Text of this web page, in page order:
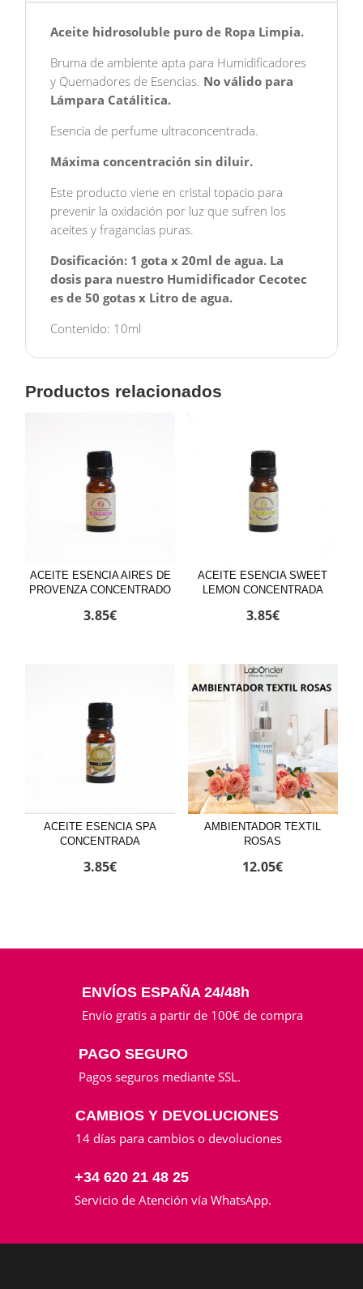
Aceite hidrosoluble puro de Ropa Limpia.
Bruma de ambiente apta para Humidificadores
y Quemadores de Esencias. No válido para
Lámpara Catálitica.
Esencia de perfume ultraconcentrada.
Máxima concentración sin diluir.
Este producto viene en cristal topacio para
prevenir la oxidación por luz que sufren los
aceites y fragancias puras.
Dosificación: 1 gota x 20ml de agua. La
dosis para nuestro Humidificador Cecotec
es de 50 gotas x Litro de agua.
Contenido: 10ml
Productos relacionados
ACEITE ESENCIA AIRES DE
PROVENZA CONCENTRADO
3.85€
ACEITE ESENCIA SWEET
LEMON CONCENTRADA
3.85€
ACEITE ESENCIA SPA
CONCENTRADA
3.85€
AMBIENTADOR TEXTIL
ROSAS
12.05€
ENVÍOS ESPAÑA 24/48h
Envío gratis a partir de 100€ de compra
PAGO SEGURO
Pagos seguros mediante SSL.
CAMBIOS Y DEVOLUCIONES
14 días para cambios o devoluciones
+34 620 21 48 25
Servicio de Atención vía WhatsApp.